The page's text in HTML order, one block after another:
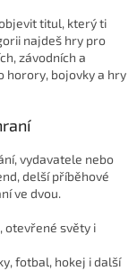
titul, který ti
najdeš hry pro
závodních a
horory, bojovky a hry
vydavatele nebo
delší příběhové
ve dvou.
otevřené světy i
fotbal, hokej i další